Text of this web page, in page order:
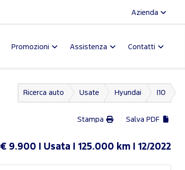
Azienda
Promozioni Assistenza Contatti
Ricerca auto Usate Hyundai I10
Stampa Salva PDF
€ 9.900 Usata 125.000 km 12/2022